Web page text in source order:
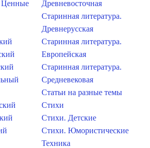
Ценные
Древневосточная
Старинная литература.
Древнерусская
Старинная литература.
Европейская
Старинная литература.
Средневековая
Статьи на разные темы
Стихи
Стихи. Детские
Стихи. Юмористические
Техника